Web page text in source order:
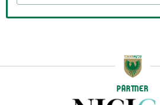
PARTNER